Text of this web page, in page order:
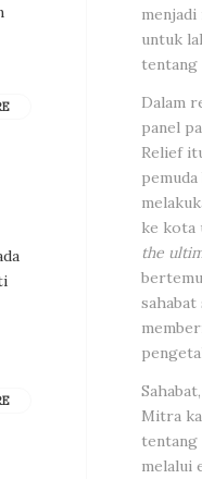
untuk
tentang
Dalam
panel
Relief
pemuda
ke kota
the
Mitra
tentang
melalui